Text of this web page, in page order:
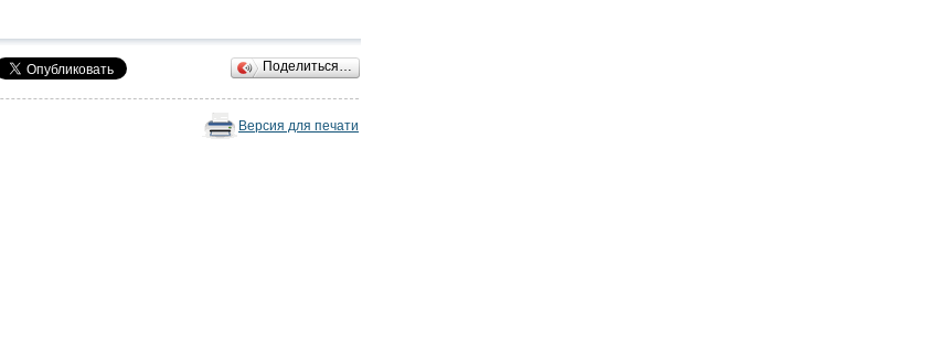
Поделиться…
Версия для печати